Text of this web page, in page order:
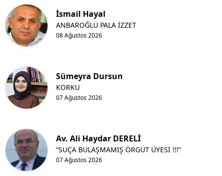
İsmail Hayal
08 Ağustos 2026
ANBAROĞLU PALA İZZET
Sümeyra Dursun
07 Ağustos 2026
KORKU
Av. Ali Haydar DERELİ
07 Ağustos 2026
“SUÇA BULAŞMAMIŞ ÖRGÜT ÜYESİ !!!”